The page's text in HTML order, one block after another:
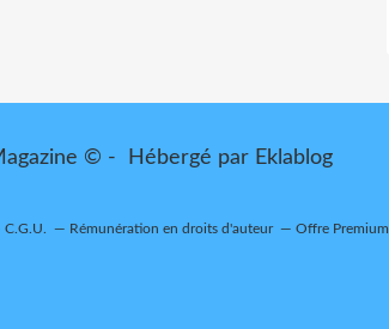
© - Hébergé par Eklablog
C.G.U. Rémunération en droits d'auteur Offre Premium